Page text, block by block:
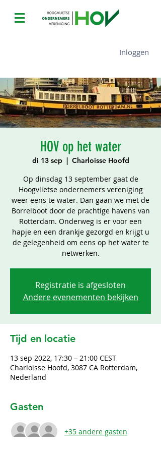
Inloggen
HOV op het water
di 13 sep
  |
Charloisse Hoofd
Op dinsdag 13 september gaat de
Hoogvlietse ondernemers vereniging
weer eens te water. Dan gaan we met de
Borrelboot door de prachtige havens van
Rotterdam. Onderweg is er voor een
hapje en een drankje gezorgd en krijgt u
de gelegenheid om eens op het water te
netwerken.
Registratie is afgesloten
Andere evenementen bekijken
Tijd en locatie
13 sep 2022, 17:30 – 21:00 CEST
Charloisse Hoofd, 3087 CA Rotterdam,
Nederland
Gasten
+35 andere gasten